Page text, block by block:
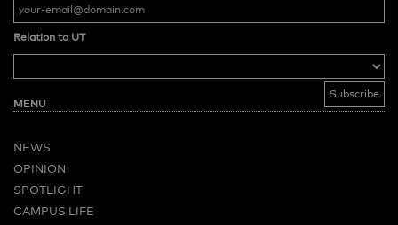
Relation to UT
MENU
NEWS
OPINION
SPOTLIGHT
CAMPUS LIFE